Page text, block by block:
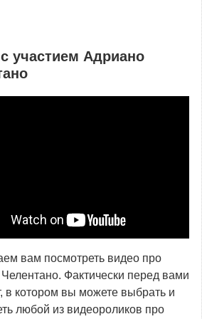
участием Адриано
вам посмотреть видео про
Фактически перед вами
в котором вы можете выбрать и
любой из видеороликов про